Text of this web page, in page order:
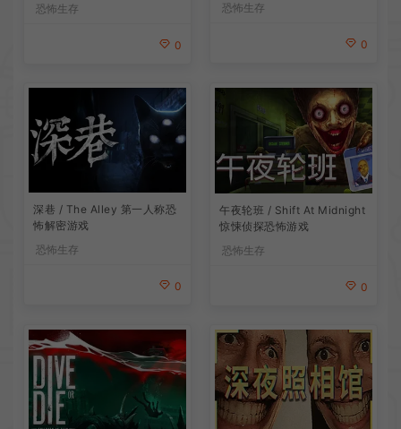
恐怖生存
0
恐怖生存
0
深巷 / The Alley 第一人称恐
怖解密游戏
恐怖生存
0
午夜轮班 / Shift At Midnight
惊悚侦探恐怖游戏
恐怖生存
0